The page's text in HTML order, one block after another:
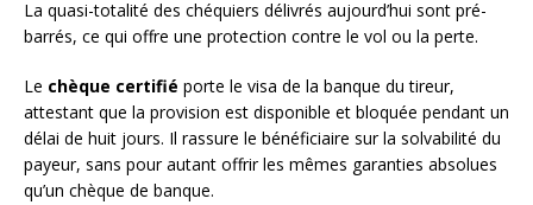
La quasi-totalité des chéquiers délivrés aujourd’hui sont pré-
barrés, ce qui offre une protection contre le vol ou la perte.
Le chèque certifié porte le visa de la banque du tireur,
attestant que la provision est disponible et bloquée pendant un
délai de huit jours. Il rassure le bénéficiaire sur la solvabilité du
payeur, sans pour autant offrir les mêmes garanties absolues
qu’un chèque de banque.